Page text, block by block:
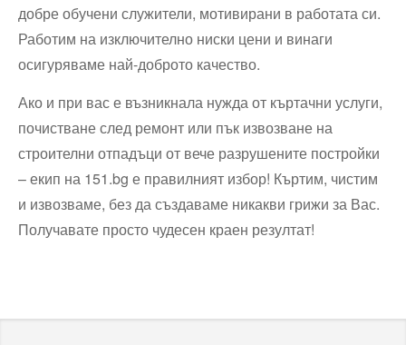
добре обучени служители, мотивирани в работата си.
Работим на изключително ниски цени и винаги
осигуряваме най-доброто качество.
Ако и при вас е възникнала нужда от къртачни услуги,
почистване след ремонт или пък извозване на
строителни отпадъци от вече разрушените постройки
– екип на 151.bg е правилният избор! Къртим, чистим
и извозваме, без да създаваме никакви грижи за Вас.
Получавате просто чудесен краен резултат!